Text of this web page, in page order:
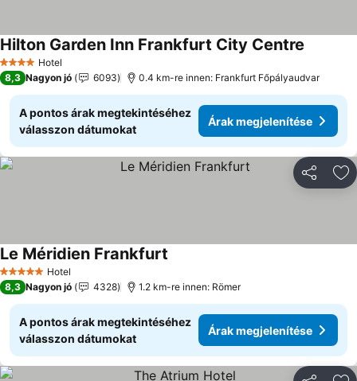
4 KategóriaHotel
Hilton Garden Inn Frankfurt City Centre
8,3 Nagyon jó 6093 0.4 km-re innen: Frankfurt Főpályaudvar
A pontos árak megtekintéséhez
válasszon dátumokat
Árak megjelenítése
5 KategóriaHotel
Le Méridien Frankfurt
8,3 Nagyon jó 4328 1.2 km-re innen: Römer
A pontos árak megtekintéséhez
válasszon dátumokat
Árak megjelenítése